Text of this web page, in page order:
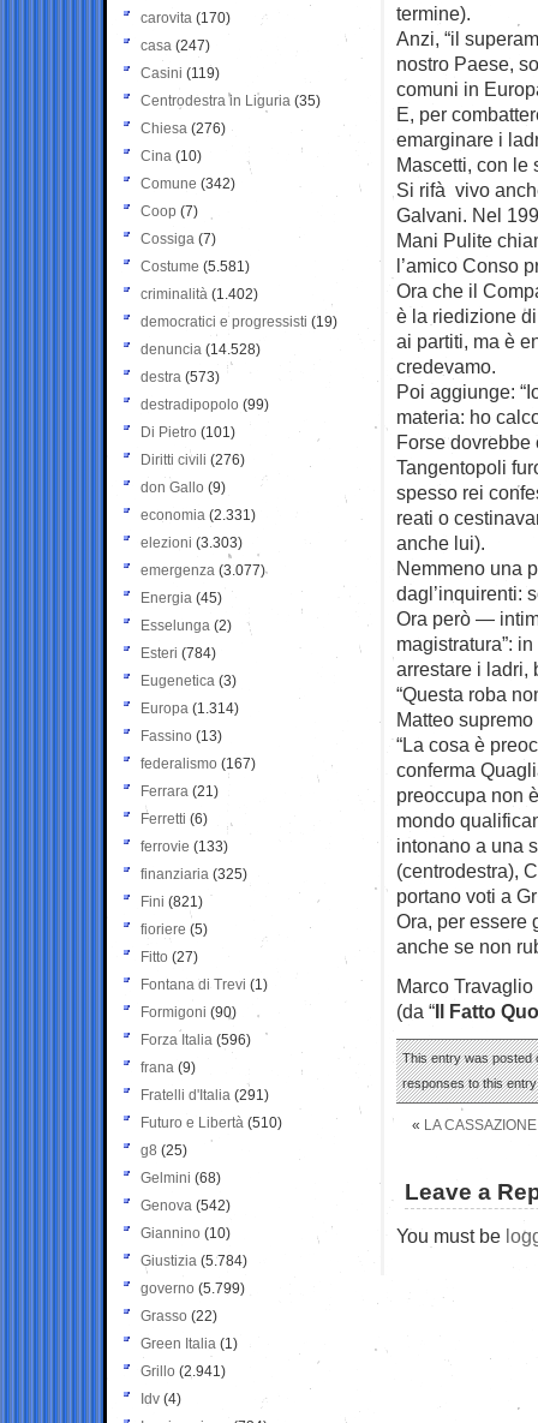
termine).
Anzi, “il
nostro Paese,
comuni in
E, per
emarginare i
Mascetti, con le
Si rifà vivo
Galvani. Nel
Mani Pulite
l’amico Conso
Ora che il
è la riedizione
ai partiti, ma è
credevamo.
Poi aggiunge:
materia: ho
Forse
Tangentopoli
spesso rei
reati o
anche lui).
Nemmeno una
dagl’inquirenti:
Ora però —
magistratura”:
arrestare i ladri,
“Questa roba
Matteo supremo
“La cosa è
conferma
preoccupa non
mondo
intonano a una
(centrodestra),
portano voti a
Ora, per essere
anche se non
Marco Travaglio
(da “Il Fatto
This entry was posted
responses to this
« LA
Leave a
You must be
carovita (170)
casa (247)
Casini (119)
Centrodestra in Liguria (35)
Chiesa (276)
Cina (10)
Comune (342)
Coop (7)
Cossiga (7)
Costume (5.581)
criminalità (1.402)
democratici e progressisti (19)
denuncia (14.528)
destra (573)
destradipopolo (99)
Di Pietro (101)
Diritti civili (276)
don Gallo (9)
economia (2.331)
elezioni (3.303)
emergenza (3.077)
Energia (45)
Esselunga (2)
Esteri (784)
Eugenetica (3)
Europa (1.314)
Fassino (13)
federalismo (167)
Ferrara (21)
Ferretti (6)
ferrovie (133)
finanziaria (325)
Fini (821)
fioriere (5)
Fitto (27)
Fontana di Trevi (1)
Formigoni (90)
Forza Italia (596)
frana (9)
Fratelli d'Italia (291)
Futuro e Libertà (510)
g8 (25)
Gelmini (68)
Genova (542)
Giannino (10)
Giustizia (5.784)
governo (5.799)
Grasso (22)
Green Italia (1)
Grillo (2.941)
Idv (4)